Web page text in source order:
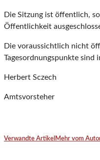
Die Sitzung ist öffentlich,
Öffentlichkeit
Die voraussichtlich nicht
Tagesordnungspunkte sind
Herbert Sczech
Amtsvorsteher
Verwandte Artikel Mehr vom